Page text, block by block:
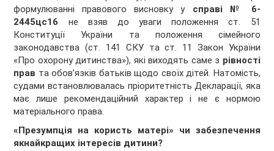
формулюванні правового висновку у справі № 6-
2445цс16 не взяв до уваги положення ст. 51
Конституції України та положення сімейного
законодавства (ст. 141 СКУ та ст. 11 Закон України
«Про охорону дитинства»), які виходять саме з рівності
прав та обов’язків батьків щодо своїх дітей. Натомість,
судами встановлювалась пріоритетність Декларації, яка
має лише рекомендаційний характер і не є нормою
матеріального права.
«Презумпція на користь матері» чи забезпечення
якнайкращих інтересів дитини?